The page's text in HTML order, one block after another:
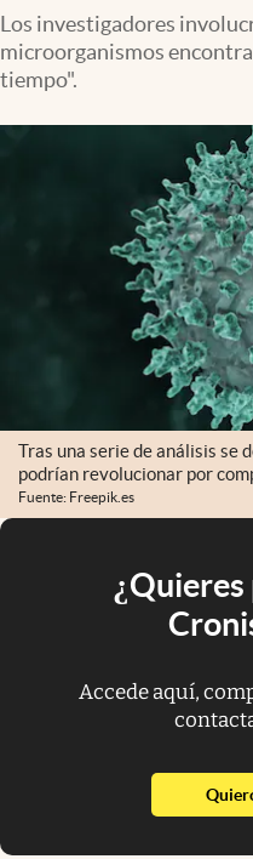
Los investigadores
microorganismos
tiempo".
Tras una serie de análisis se
podrían revolucionar por
Fuente: Freepik.es
Accede aquí,